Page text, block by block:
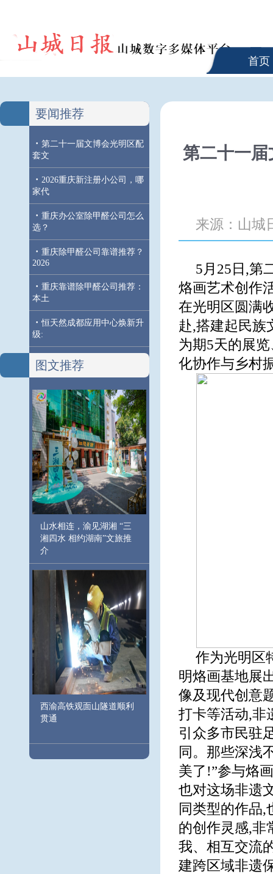
首页
要闻推荐
· 第二十一届文博会光明区配
套文
· 2026重庆新注册小公司，哪
家代
· 重庆办公室除甲醛公司怎么
选？
· 重庆除甲醛公司靠谱推荐？
2026
· 重庆靠谱除甲醛公司推荐：
本土
· 恒天然成都应用中心焕新升
级:
图文推荐
山水相连，渝见湖湘 “三
湘四水 相约湖南”文旅推
介
西渝高铁观面山隧道顺利
贯通
第二十一
来源：山城
5月25日,第
烙画艺术创作
在光明区圆满
赴,搭建起民族
为期5天的展
化协作与乡村
作为光明区
明烙画基地展
像及现代创意
打卡等活动,非
引众多市民驻
同。那些深浅
美了!”参与烙
也对这场非遗
同类型的作品,
的创作灵感,非
我、相互交流
建跨区域非遗